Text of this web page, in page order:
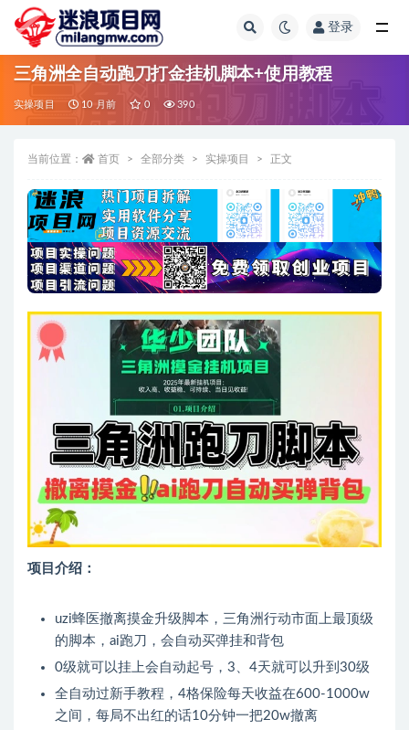
登录
三角洲全自动跑刀打金挂机脚本+使用教程
实操项目 10 月前 0 390
当前位置： 首页 全部分类 实操项目 正文
项目介绍：
uzi蜂医撤离摸金升级脚本，三角洲行动市面上最顶级
的脚本，ai跑刀，会自动买弹挂和背包
0级就可以挂上会自动起号，3、4天就可以升到30级
全自动过新手教程，4格保险每天收益在600-1000w
之间，每局不出红的话10分钟一把20w撤离
全部